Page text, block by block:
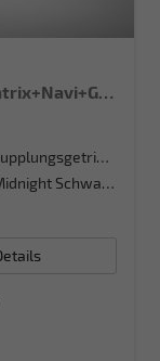
Doppelkupplungsgetriebe (DSG)
[0E0E] Midnight Schwarz Metallic